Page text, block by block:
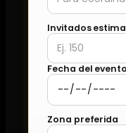
Invitados
Fecha del evento
Zona preferida